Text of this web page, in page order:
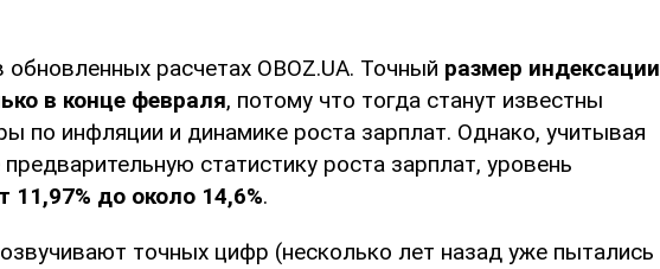
расчетах OBOZ.UA. Точный размер индексации
в конце февраля, потому что тогда станут известны
по инфляции и динамике роста зарплат. Однако, учитывая
статистику роста зарплат, уровень
11,97% до около 14,6%.
точных цифр (несколько лет назад уже пытались